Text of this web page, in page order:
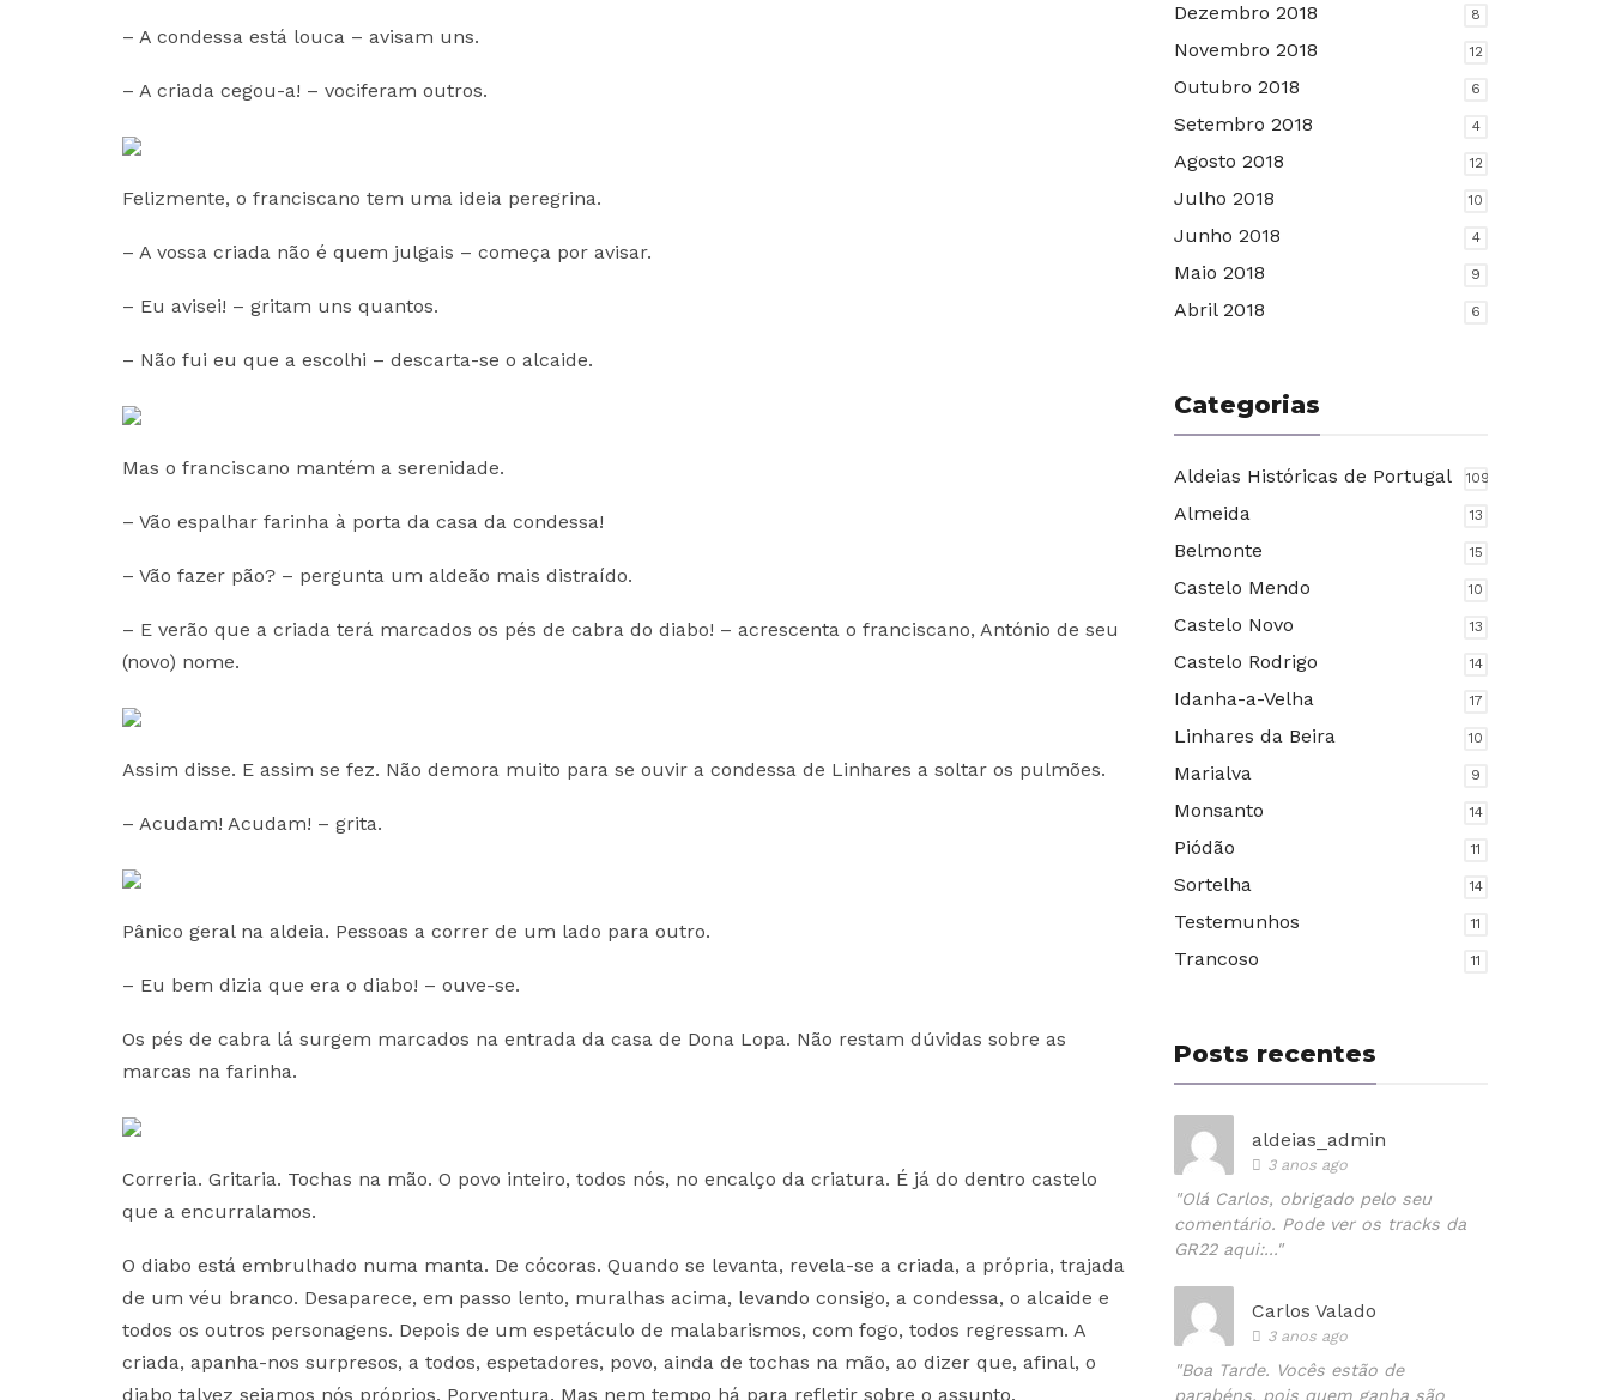
– A condessa está louca – avisam uns.
– A criada cegou-a! – vociferam outros.
Felizmente, o franciscano tem uma ideia peregrina.
– A vossa criada não é quem julgais – começa por avisar.
– Eu avisei! – gritam uns quantos.
– Não fui eu que a escolhi – descarta-se o alcaide.
Mas o franciscano mantém a serenidade.
– Vão espalhar farinha à porta da casa da condessa!
– Vão fazer pão? – pergunta um aldeão mais distraído.
– E verão que a criada terá marcados os pés de cabra do diabo! – acrescenta o franciscano, António de seu
(novo) nome.
Assim disse. E assim se fez. Não demora muito para se ouvir a condessa de Linhares a soltar os pulmões.
– Acudam! Acudam! – grita.
Pânico geral na aldeia. Pessoas a correr de um lado para outro.
– Eu bem dizia que era o diabo! – ouve-se.
Os pés de cabra lá surgem marcados na entrada da casa de Dona Lopa. Não restam dúvidas sobre as
marcas na farinha.
Correria. Gritaria. Tochas na mão. O povo inteiro, todos nós, no encalço da criatura. É já do dentro castelo
que a encurralamos.
O diabo está embrulhado numa manta. De cócoras. Quando se levanta, revela-se a criada, a própria, trajada
de um véu branco. Desaparece, em passo lento, muralhas acima, levando consigo, a condessa, o alcaide e
todos os outros personagens. Depois de um espetáculo de malabarismos, com fogo, todos regressam. A
criada, apanha-nos surpresos, a todos, espetadores, povo, ainda de tochas na mão, ao dizer que, afinal, o
diabo talvez sejamos nós próprios. Porventura. Mas nem tempo há para refletir sobre o assunto.
Dezembro 2018 8
Novembro 2018 12
Outubro 2018 6
Setembro 2018 4
Agosto 2018 12
Julho 2018 10
Junho 2018 4
Maio 2018 9
Abril 2018 6
Categorias
Aldeias Históricas de Portugal 109
Almeida 13
Belmonte 15
Castelo Mendo 10
Castelo Novo 13
Castelo Rodrigo 14
Idanha-a-Velha 17
Linhares da Beira 10
Marialva 9
Monsanto 14
Piódão 11
Sortelha 14
Testemunhos 11
Trancoso 11
Posts recentes
aldeias_admin
3 anos ago
"Olá Carlos, obrigado pelo seu
comentário. Pode ver os tracks da
GR22 aqui:..."
Carlos Valado
3 anos ago
"Boa Tarde. Vocês estão de
parabéns, pois quem ganha são